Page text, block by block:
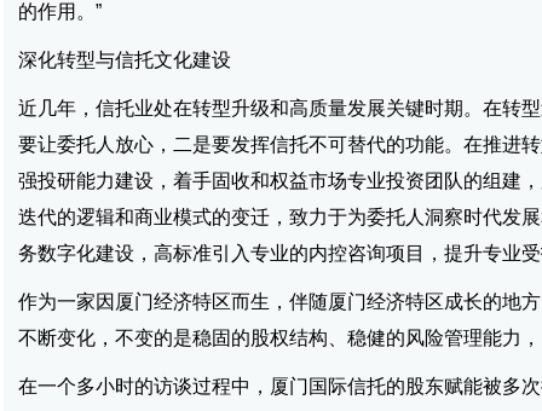
的作用。”
深化转型与信托文化建设
近几年，信托业处在转型升级和高质量发展关键时期。在转
要让委托人放心，二是要发挥信托不可替代的功能。在推进
强投研能力建设，着手固收和权益市场专业投资团队的组建
迭代的逻辑和商业模式的变迁，致力于为委托人洞察时代发
务数字化建设，高标准引入专业的内控咨询项目，提升专业
作为一家因厦门经济特区而生，伴随厦门经济特区成长的地
不断变化，不变的是稳固的股权结构、稳健的风险管理能力
在一个多小时的访谈过程中，厦门国际信托的股东赋能被多